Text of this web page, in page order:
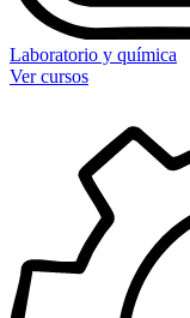
Laboratorio y química
Ver cursos